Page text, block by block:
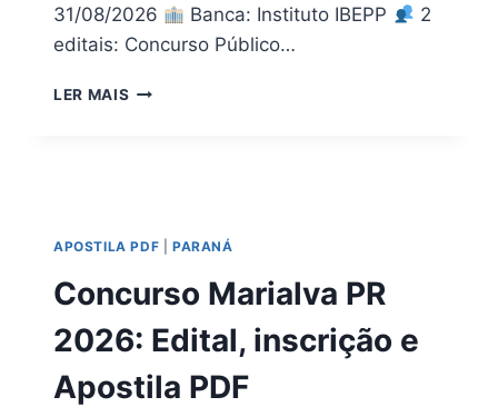
31/08/2026
Banca: Instituto IBEPP
2
editais: Concurso Público…
LER MAIS APOSTILA
TODOS
CARGOS
APOSTILA PDF PARANÁ
Concurso Marialva PR
2026: Edital, inscrição e
Apostila PDF